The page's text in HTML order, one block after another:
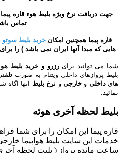
تماس
قاره پیما همچنین امکانخرید بلیط سوتو Soto
هایی که مبدا آنها ایران نمی باشد ) را
شما می توانید برایرزرو و خرید بلیط
بلیط پروازهای داخلی ویتنام به صورت
هایداخلی وخارجی و نرخ بلیط آنها
نمائید.
بلیط لحظه آخری هوئه
قاره پیما این امکان را برای شما
خدمات این سایت بلیط هواپیما
ساعت مانده پرواز ( بلیت لحظه